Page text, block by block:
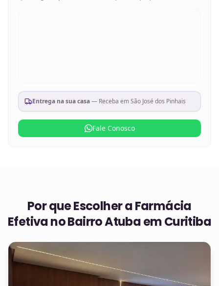
Entrega na sua casa— Receba emSão José dos Pinhais
Fale Conosco
Por que Escolher a Farmácia
Efetiva noBairro Atuba em Curitiba